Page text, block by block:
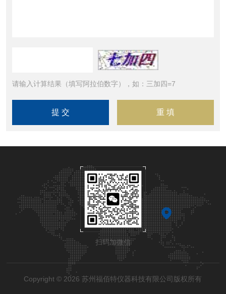
请输入计算结果（填写阿拉伯数字），如：三加四=7
扫码加微信
Copyright © 2026 苏州福佰特仪器科技有限公司版权所有